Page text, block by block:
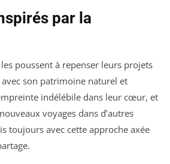
par la
poussent à repenser leurs projets
son patrimoine naturel et
indélébile dans leur cœur, et
voyages dans d’autres
toujours avec cette approche axée